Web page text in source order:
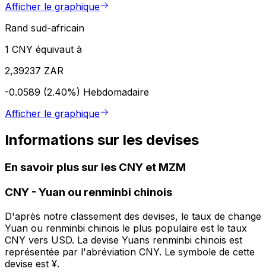
Afficher le graphique
Rand sud-africain
1 CNY équivaut à
2,39237 ZAR
-0.0589 (2.40%) Hebdomadaire
Afficher le graphique
Informations sur les devises
En savoir plus sur les CNY et MZM
CNY - Yuan ou renminbi chinois
D'après notre classement des devises, le taux de change
Yuan ou renminbi chinois le plus populaire est le taux
CNY vers USD. La devise Yuans renminbi chinois est
représentée par l'abréviation CNY. Le symbole de cette
devise est ¥.